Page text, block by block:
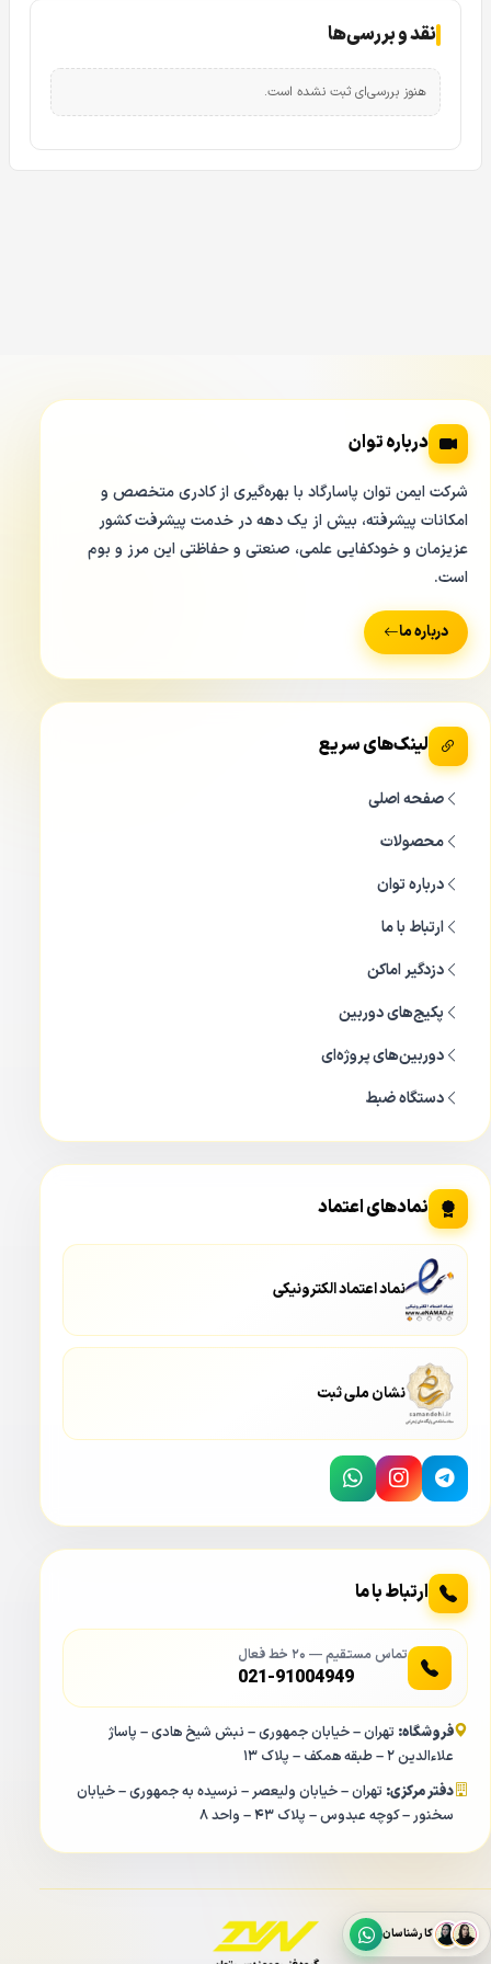
بر روی تلفن همراه مشاهده کنید.
جمع‌بندی
مانند رزولوشن 2 مگاپیکسل، بدنه فلزی مقاوم، دید در شب تا 25
نقد و بررسی‌ها
هنوز بررسی‌ای ثبت نشده است.
درباره توان
شرکت ایمن توان پاسارگاد با بهره‌گیری از کادری متخصص و
امکانات پیشرفته، بیش از یک دهه در خدمت پیشرفت کشور
عزیزمان و خودکفایی علمی، صنعتی و حفاظتی این مرز و بوم
است.
درباره ما
لینک‌های سریع
صفحه اصلی
محصولات
درباره توان
ارتباط با ما
دزدگیر اماکن
پکیج‌های دوربین
دوربین‌های پروژه‌ای
دستگاه ضبط
نمادهای اعتماد
نماد اعتماد الکترونیکی
نشان ملی ثبت
ارتباط با ما
تماس مستقیم — ۲۰ خط فعال
021-91004949
فروشگاه: تهران – خیابان جمهوری – نبش شیخ هادی – پاساژ
علاءالدین ۲ – طبقه همکف – پلاک ۱۳
دفتر مرکزی: تهران – خیابان ولیعصر – نرسیده به جمهوری – خیابان
سخنور – کوچه عبدوس – پلاک ۴۳ – واحد ۸
کارشناسان